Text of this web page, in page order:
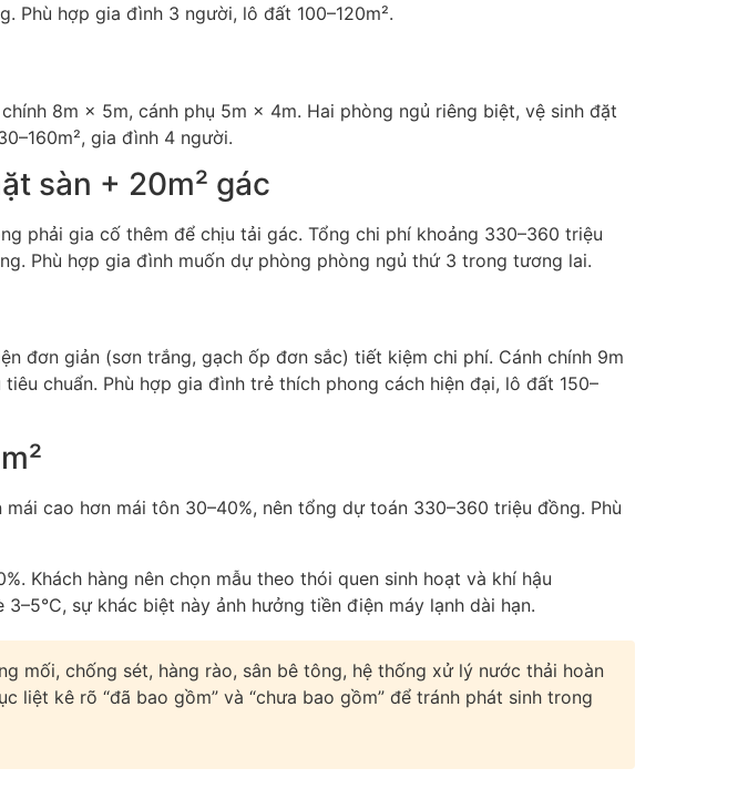
Phù hợp gia đình 3 người, lô đất 100–120m².
8m × 5m, cánh phụ 5m × 4m. Hai phòng ngủ riêng biệt, vệ sinh đặt
gia đình 4 người.
sàn + 20m² gác
phải gia cố thêm để chịu tải gác. Tổng chi phí khoảng 330–360 triệu
Phù hợp gia đình muốn dự phòng phòng ngủ thứ 3 trong tương lai.
đơn giản (sơn trắng, gạch ốp đơn sắc) tiết kiệm chi phí. Cánh chính 9m
chuẩn. Phù hợp gia đình trẻ thích phong cách hiện đại, lô đất 150–
cao hơn mái tôn 30–40%, nên tổng dự toán 330–360 triệu đồng. Phù
Khách hàng nên chọn mẫu theo thói quen sinh hoạt và khí hậu
sự khác biệt này ảnh hưởng tiền điện máy lạnh dài hạn.
mối, chống sét, hàng rào, sân bê tông, hệ thống xử lý nước thải hoàn
kê rõ “đã bao gồm” và “chưa bao gồm” để tránh phát sinh trong